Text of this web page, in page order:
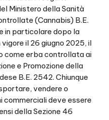
Ministero della Sanità
(Cannabis) B.E.
in particolare dopo la
il 26 giugno 2025, il
come erba controllata ai
e Promozione della
B.E. 2542. Chiunque
vendere o
commerciali deve essere
della Sezione 46